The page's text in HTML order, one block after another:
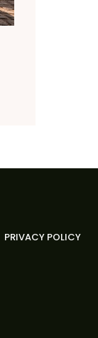
PRIVACY POLICY